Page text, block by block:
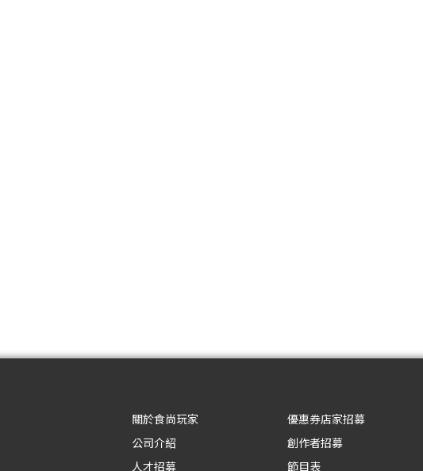
關於食尚玩家
公司介紹
人才招募
優惠券店家招募
創作者招募
節目表